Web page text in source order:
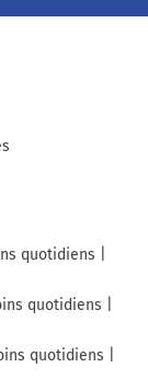
quotidiens |
quotidiens |
quotidiens |